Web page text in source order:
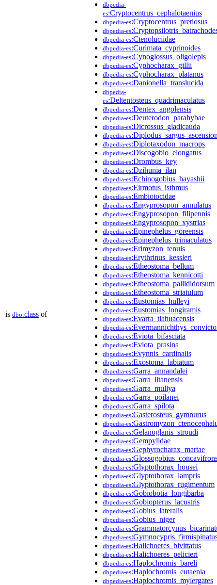
is dbo:class of
dbpedia-
es:Cryptocentrus_cephalotaenius
dbpedia-es:Cryptocentrus_pretiosus
dbpedia-es
dbpedia-es:Ctenoluciidae
dbpedia-es:Curimata_cyprinoides
dbpedia-es:Cynoglossus_oligolepis
dbpedia-es:Cyphocharax_gillii
dbpedia-es:Cyphocharax_platanus
dbpedia-es:Danionella_translucida
dbpedia-
es:Deltentosteus_quadrimaculatus
dbpedia-es:Dentex_angolensis
dbpedia-es:Deuterodon_parahybae
dbpedia-es:Dicrossus_gladicauda
dbpedia-es
dbpedia-es:Diplotaxodon_macrops
dbpedia-es:Discogobio_elongatus
dbpedia-es:Drombus_key
dbpedia-es:Dzihunia_ilan
dbpedia-es:Echinogobius_hayashii
dbpedia-es:Eirmotus_isthmus
dbpedia-es:Embiotocidae
dbpedia-es:Engyprosopon_annulatus
dbpedia-es:Engyprosopon_filipennis
dbpedia-es:Engyprosopon_xystrias
dbpedia-es:Epinephelus_goreensis
dbpedia-es:Epinephelus_trimaculatus
dbpedia-es:Erimyzon_tenuis
dbpedia-es:Erythrinus_kessleri
dbpedia-es:Etheostoma_bellum
dbpedia-es:Etheostoma_kennicotti
dbpedia-es:Etheostoma_pallididorsum
dbpedia-es:Etheostoma_striatulum
dbpedia-es:Eustomias_hulleyi
dbpedia-es:Eustomias_longiramis
dbpedia-es:Evarra_tlahuacensis
dbpedia-es
dbpedia-es:Eviota_bifasciata
dbpedia-es:Eviota_prasina
dbpedia-es:Evynnis_cardinalis
dbpedia-es:Exostoma_labiatum
dbpedia-es:Garra_annandalei
dbpedia-es:Garra_litanensis
dbpedia-es:Garra_mullya
dbpedia-es:Garra_poilanei
dbpedia-es:Garra_spilota
dbpedia-es:Gasterosteus_gymnurus
dbpedia-es
dbpedia-es:Gelanoglanis_stroudi
dbpedia-es:Gempylidae
dbpedia-es:Gephyrocharax_martae
dbpedia-es
dbpedia-es:Glyptothorax_housei
dbpedia-es:Glyptothorax_lampris
dbpedia-es:Glyptothorax_rugimentum
dbpedia-es:Gobiobotia_longibarba
dbpedia-es:Gobiopterus_lacustris
dbpedia-es:Gobius_lateralis
dbpedia-es:Gobius_niger
dbpedia-es
dbpedia-es
dbpedia-es:Halichoeres_bivittatus
dbpedia-es:Halichoeres_pelicieri
dbpedia-es:Haplochromis_bareli
dbpedia-es:Haplochromis_eutaenia
dbpedia-es:Haplochromis_mylergates